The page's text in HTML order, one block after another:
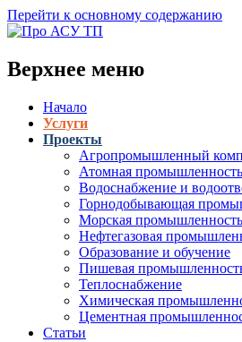
Перейти к основному содержанию
Верхнее меню
Начало
Услуги
Проекты
Агропромышленный
Атомная промышленность
Водоснабжение и
Горнодобывающая
Морская промышленность
Нефтегазовая
Образование и обучение
Пишевая
Теплоснабжение
Химическая
Цементная
Статьи